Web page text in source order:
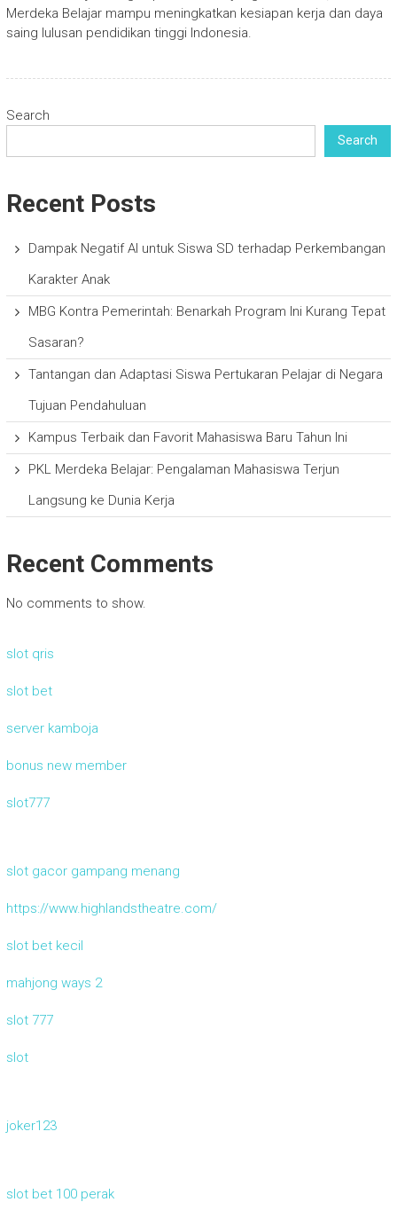
Merdeka Belajar mampu meningkatkan kesiapan kerja dan daya
saing lulusan pendidikan tinggi Indonesia.
Search
Search
Recent Posts
Dampak Negatif AI untuk Siswa SD terhadap Perkembangan
Karakter Anak
MBG Kontra Pemerintah: Benarkah Program Ini Kurang Tepat
Sasaran?
Tantangan dan Adaptasi Siswa Pertukaran Pelajar di Negara
Tujuan Pendahuluan
Kampus Terbaik dan Favorit Mahasiswa Baru Tahun Ini
PKL Merdeka Belajar: Pengalaman Mahasiswa Terjun
Langsung ke Dunia Kerja
Recent Comments
No comments to show.
slot qris
slot bet
server kamboja
bonus new member
slot777
slot gacor gampang menang
https://www.highlandstheatre.com/
slot bet kecil
mahjong ways 2
slot 777
slot
joker123
slot bet 100 perak